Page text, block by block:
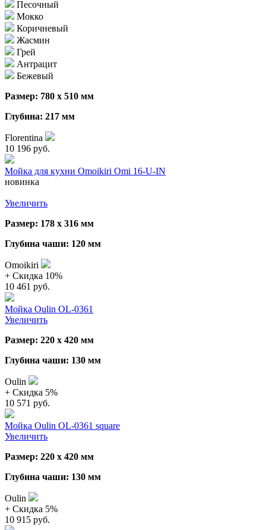
Песочный
Мокко
Коричневый
Жасмин
Грей
Антрацит
Бежевый
Размер: 780 х 510 мм
Глубина: 217 мм
Florentina
10 196 руб.
Мойка для кухни Omoikiri Omi 16-U-IN
новинка
Увеличить
Размер: 178 х 316 мм
Глубина чаши: 120 мм
Omoikiri
+ Cкидка 10%
10 461 руб.
Мойка Oulin OL-0361
Увеличить
Размер: 220 х 420 мм
Глубина чаши: 130 мм
Oulin
+ Cкидка 5%
10 571 руб.
Мойка Oulin OL-0361 square
Увеличить
Размер: 220 х 420 мм
Глубина чаши: 130 мм
Oulin
+ Cкидка 5%
10 915 руб.